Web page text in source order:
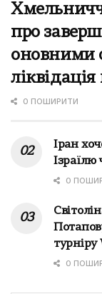
про
оновними
0 ПОШИРИТИ
Іран
Ізраїлю
0
турніру
0